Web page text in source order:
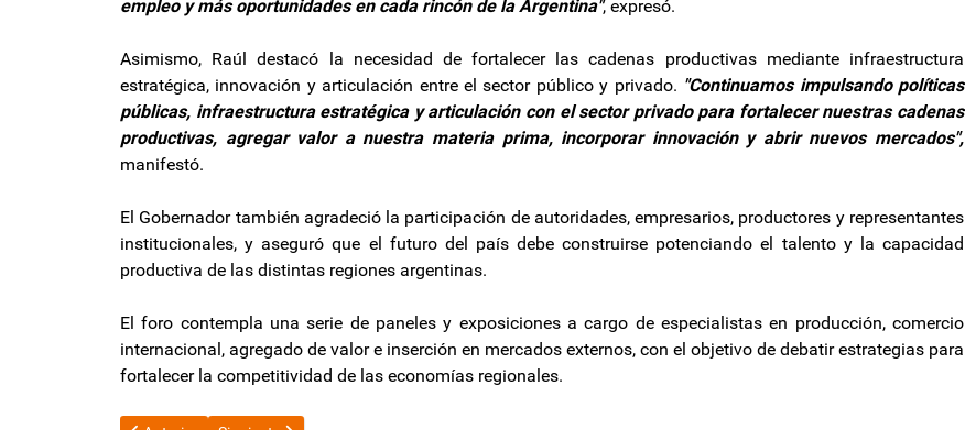
empleo y más oportunidades en cada rincón de la Argentina", expresó.
Asimismo, Raúl destacó la necesidad de fortalecer las cadenas productivas mediante infraestructura
estratégica, innovación y articulación entre el sector público y privado. "Continuamos impulsando políticas
públicas, infraestructura estratégica y articulación con el sector privado para fortalecer nuestras cadenas
productivas, agregar valor a nuestra materia prima, incorporar innovación y abrir nuevos mercados",
manifestó.
El Gobernador también agradeció la participación de autoridades, empresarios, productores y representantes
institucionales, y aseguró que el futuro del país debe construirse potenciando el talento y la capacidad
productiva de las distintas regiones argentinas.
El foro contempla una serie de paneles y exposiciones a cargo de especialistas en producción, comercio
internacional, agregado de valor e inserción en mercados externos, con el objetivo de debatir estrategias para
fortalecer la competitividad de las economías regionales.